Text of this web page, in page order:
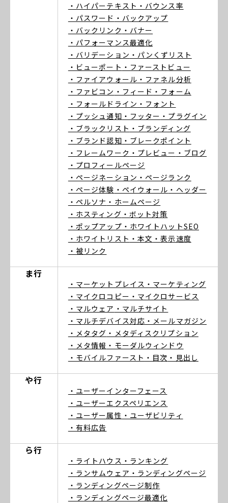
・ハイパーテキスト ・バウンス率
・パスワード ・バックアップ
・バックリンク ・バナー
・パフォーマンス最適化
・バリデーション ・パンくずリスト
・ビューポート ・ファーストビュー
・ファイアウォール ・ファネル分析
・ファビコン ・フィード ・フォーム
・フォールドライン ・フォント
・プッシュ通知 ・フッター ・プラグイン
・ブラックリスト ・ブランディング
・ブランド認知 ・ブレークポイント
・フレームワーク ・プレビュー ・ブログ
・プロフィールページ
・ページネーション ・ページランク
・ページ体験 ・ペイウォール ・ヘッダー
・ペルソナ ・ホームページ
・ホスティング ・ボット対策
・ポップアップ ・ホワイトハットSEO
・ホワイトリスト ・本文 ・表示速度
・被リンク
ま行
・マーケットプレイス ・マーケティング
・マイクロコピー ・マイクロサービス
・マルウェア ・マルチサイト
・マルチデバイス対応 ・メールマガジン
・メタタグ ・メタディスクリプション
・メタ情報 ・モーダルウィンドウ
・モバイルファースト ・目次 ・見出し
や行
・ユーザーインターフェース
・ユーザーエクスペリエンス
・ユーザー属性 ・ユーザビリティ
・有料広告
ら行
・ライトハウス ・ランキング
・ランサムウェア ・ランディングページ
・ランディングページ制作
・ランディングページ最適化